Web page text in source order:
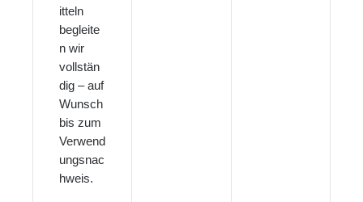
itteln
begleite
n wir
vollstän
dig – auf
Wunsch
bis zum
Verwend
ungsnac
hweis.